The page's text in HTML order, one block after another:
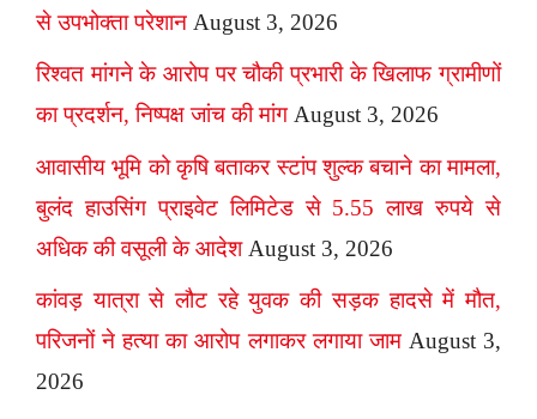
से उपभोक्ता परेशान August 3, 2026
रिश्वत मांगने के आरोप पर चौकी प्रभारी के खिलाफ ग्रामीणों
का प्रदर्शन, निष्पक्ष जांच की मांग August 3, 2026
आवासीय भूमि को कृषि बताकर स्टांप शुल्क बचाने का मामला,
बुलंद हाउसिंग प्राइवेट लिमिटेड से 5.55 लाख रुपये से
अधिक की वसूली के आदेश August 3, 2026
कांवड़ यात्रा से लौट रहे युवक की सड़क हादसे में मौत,
परिजनों ने हत्या का आरोप लगाकर लगाया जाम August 3,
2026